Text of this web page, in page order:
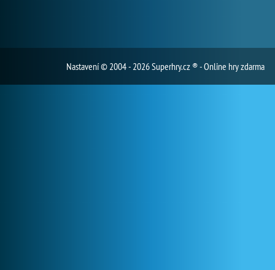
Nastavení© 2004 - 2026 Superhry.cz ® - Online hry zdarma